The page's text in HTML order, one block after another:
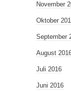
November
Oktober
September
August
Juli 2016
Juni 2016